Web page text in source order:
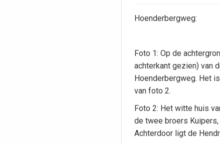
Hoenderbergweg:
Foto 1: Op de
achterkant gezien) van
Hoenderbergweg. Het
van foto 2.
Foto 2: Het witte huis
de twee broers
Achterdoor ligt de